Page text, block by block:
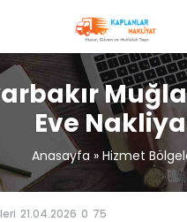
Eve
Anasayfa» Hizmet
21.04.2026 0 75